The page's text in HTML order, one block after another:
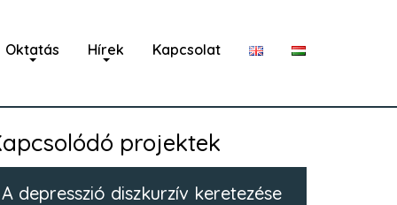
Oktatás Hírek Kapcsolat
projektek
A depresszió diszkurzív keretezése